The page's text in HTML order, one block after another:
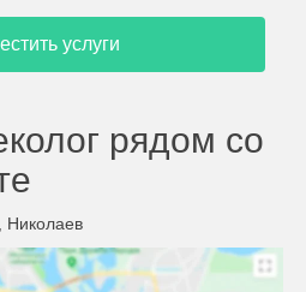
услуги
рядом со
Николаев